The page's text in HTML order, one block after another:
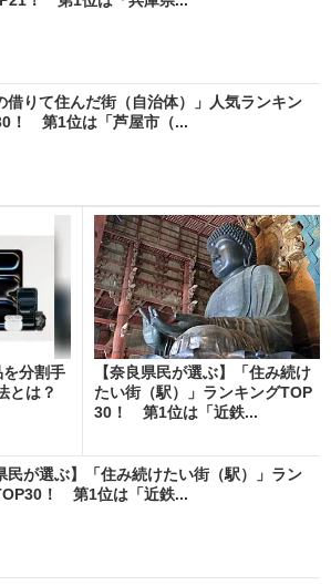
借りて住んだ街（自治体）」人気ランキン
！ 第1位は「芦屋市（...
分割手
とは？
【奈良県民が選ぶ】「住み続け
たい街（駅）」ランキングTOP
30！ 第1位は「近鉄...
民が選ぶ】「住み続けたい街（駅）」ラン
！ 第1位は「近鉄...